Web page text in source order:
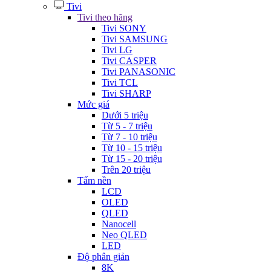
Tivi
Tivi theo hãng
Tivi SONY
Tivi SAMSUNG
Tivi LG
Tivi CASPER
Tivi PANASONIC
Tivi TCL
Tivi SHARP
Mức giá
Dưới 5 triệu
Từ 5 - 7 triệu
Từ 7 - 10 triệu
Từ 10 - 15 triệu
Từ 15 - 20 triệu
Trên 20 triệu
Tấm nền
LCD
OLED
QLED
Nanocell
Neo QLED
LED
Độ phân giản
8K